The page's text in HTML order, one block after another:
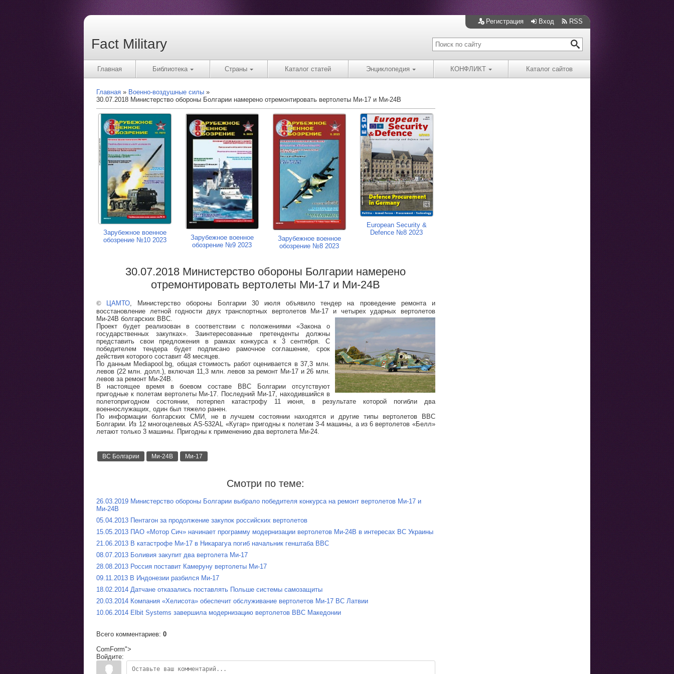
Регистрация Вход RSS
Fact Military
Главная Библиотека Страны Каталог статей Энциклопедия КОНФЛИКТ Каталог сайтов
Главная
Военно-воздушные силы
30.07.2018 Министерство обороны Болгарии намерено отремонтировать вертолеты Ми-17 и Ми-24В
Зарубежное военное
обозрение №10 2023
Зарубежное военное
обозрение №9 2023
Зарубежное военное
обозрение №8 2023
European Security &
Defence №8 2023
30.07.2018 Министерство обороны Болгарии намерено
отремонтировать вертолеты Ми-17 и Ми-24В
© ЦАМТО , Министерство обороны Болгарии 30 июля объявило тендер на проведение ремонта и
восстановление летной годности двух транспортных вертолетов Ми-17 и четырех ударных вертолетов
Ми-24В болгарских ВВС.
Проект будет реализован в соответствии с положениями «Закона о
государственных закупках». Заинтересованные претенденты должны
представить свои предложения в рамках конкурса к 3 сентября. С
победителем тендера будет подписано рамочное соглашение, срок
действия которого составит 48 месяцев.
По данным Mediapool.bg, общая стоимость работ оценивается в 37,3 млн.
левов (22 млн. долл.), включая 11,3 млн. левов за ремонт Ми-17 и 26 млн.
левов за ремонт Ми-24В.
В настоящее время в боевом составе ВВС Болгарии отсутствуют
пригодные к полетам вертолеты Ми-17. Последний Ми-17, находившийся в
полетопригодном состоянии, потерпел катастрофу 11 июня, в результате которой погибли два
военнослужащих, один был тяжело ранен.
По информации болгарских СМИ, не в лучшем состоянии находятся и другие типы вертолетов ВВС
Болгарии. Из 12 многоцелевых AS-532AL «Кугар» пригодны к полетам 3-4 машины, а из 6 вертолетов «Белл»
летают только 3 машины. Пригодны к применению два вертолета Ми-24.
ВС Болгарии Ми-24В Ми-17
Смотри по теме:
26.03.2019 Министерство обороны Болгарии выбрало победителя конкурса на ремонт вертолетов Ми-17 и
Ми-24В
05.04.2013 Пентагон за продолжение закупок российских вертолетов
15.05.2013 ПАО «Мотор Сич» начинает программу модернизации вертолетов Ми-24В в интересах ВС Украины
21.06.2013 В катастрофе Ми-17 в Никарагуа погиб начальник генштаба ВВС
08.07.2013 Боливия закупит два вертолета Ми-17
28.08.2013 Россия поставит Камеруну вертолеты Ми-17
09.11.2013 В Индонезии разбился Ми-17
18.02.2014 Датчане отказались поставлять Польше системы самозащиты
20.03.2014 Компания «Хелисота» обеспечит обслуживание вертолетов Ми-17 ВС Латвии
10.06.2014 Elbit Systems завершила модернизацию вертолетов ВВС Македонии
Всего комментариев: 0
ComForm">
Войдите: